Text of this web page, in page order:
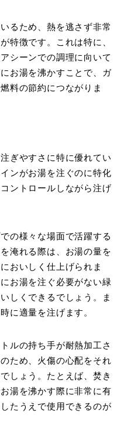
るため、熱を逃さず非常
特徴です。これは特に、
シーンでの調理に向いて
お湯を沸かすことで、ガ
料の節約につながりま
ぎやすさに特に優れてい
ンがお湯を注ぐのに特化
ントロールしながら注げ
の様々な場面で活躍する
淹れる際は、お湯の量を
おいしく仕上げられま
お湯を注ぐ必要がない緑
しくできるでしょう。
ま
に適量を注げます。
ルの持ち手が耐熱加工さ
ため、火傷の心配をそれ
しょう。たとえば、焚き
湯を沸かす際に非常に有
たうえで使用できるのが